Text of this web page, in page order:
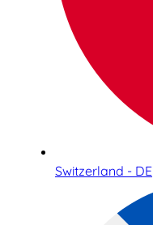
Switzerland - DE